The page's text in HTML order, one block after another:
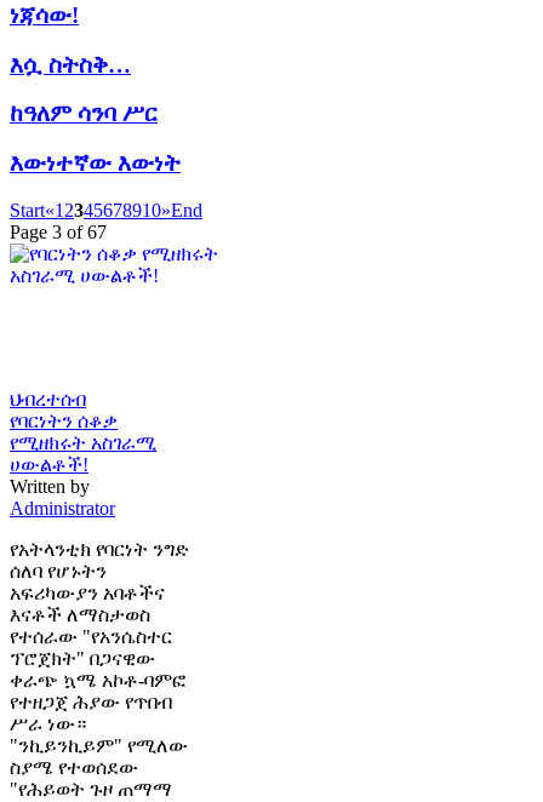
ነጃሳው!
እሷ ስትስቅ…
ከዓለም ሳንባ ሥር
እውነተኛው እውነት
Start«1 2345678910»End
Page 3 of 67
ህብረተሰብ
የባርነትን ሰቆቃ
የሚዘክሩት አስገራሚ
ሀውልቶች!
Written by
Administrator
የአትላንቲክ የባርነት ንግድ
ሰለባ የሆኑትን
አፍሪካውያን አባቶችና
እናቶች ለማስታወስ
የተሰራው "የአንሴስተር
ፕሮጀክት" በጋናዊው
ቀራጭ ኳሜ አኮቶ-ባምፎ
የተዘጋጀ ሕያው የጥበብ
ሥራ ነው።
"ንኪይንኪይም" የሚለው
ስያሜ የተወሰደው
"የሕይወት ጉዞ ጠማማ